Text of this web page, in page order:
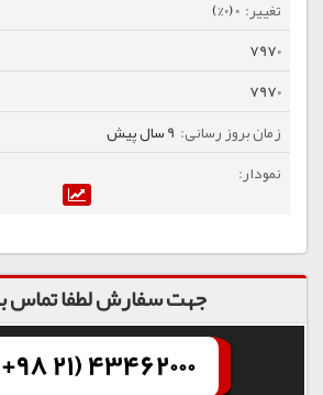
0 (0%)
7970
7970
9 سال پیش
جهت سفارش لطفا تماس
21) 43462000